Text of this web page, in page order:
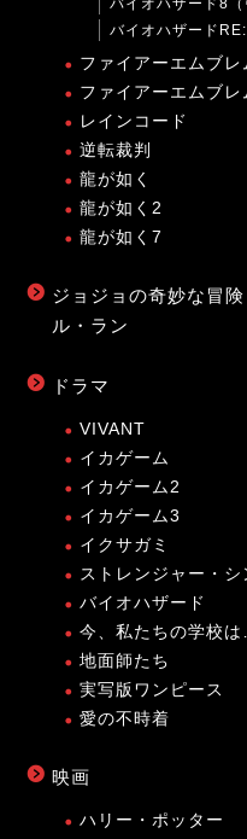
バイオハザード8（
バイオハザード
ファイアーエムブレ
ファイアーエムブレ
レインコード
逆転裁判
龍が如く
龍が如く2
龍が如く7
ジョジョの奇妙な冒
ル・ラン
ドラマ
VIVANT
イカゲーム
イカゲーム2
イカゲーム3
イクサガミ
ストレンジャー・シ
バイオハザード
今、私たちの学校
地面師たち
実写版ワンピース
愛の不時着
映画
ハリー・ポッター